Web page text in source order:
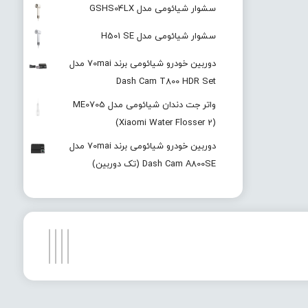
سشوار شیائومی مدل GSHS04LX
سشوار شیائومی مدل H501 SE
دوربین خودرو شیائومی برند 70mai مدل
Dash Cam T800 HDR Set
واتر جت دندان شیائومی مدل ME0705
(Xiaomi Water Flosser 2)
دوربین خودرو شیائومی برند 70mai مدل
Dash Cam A800SE (تک دوربین)